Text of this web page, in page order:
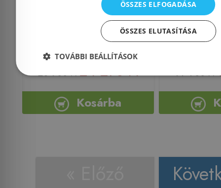
Azonosító: 155267
Cikkszám: NP21
28 900 Ft24 276 Ft
Kosárba
99 900 Ft
ÖSSZES ELFOGADÁSA
ÖSSZES ELUTASÍTÁSA
TOVÁBBI BEÁLLÍTÁSOK